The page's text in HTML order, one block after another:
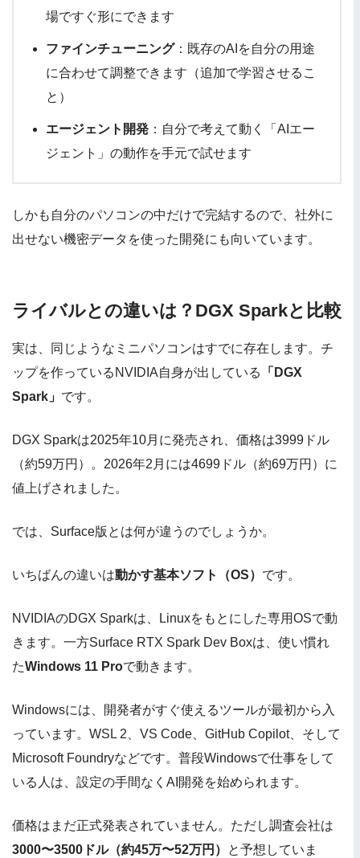
場ですぐ形にできます
ファインチューニング：既存のAIを自分の用途
に合わせて調整できます（追加で学習させるこ
と）
エージェント開発 ：自分で考えて動く「AIエー
ジェント」の動作を手元で試せます
しかも自分のパソコンの中だけで完結するので、社外に
出せない機密データを使った開発にも向いています。
ライバルとの違いは？DGX Sparkと比較
実は、同じようなミニパソコンはすでに存在します。チ
ップを作っているNVIDIA自身が出している
「DGX
Spark」 です。
DGX Sparkは2025年10月に発売され、価格は3999ドル
（約59万円）。2026年2月には4699ドル（約69万円）に
値上げされました。
では、Surface版とは何が違うのでしょうか。
いちばんの違いは動かす基本ソフト（OS） です。
NVIDIAのDGX Sparkは、Linuxをもとにした専用OSで動
きます。一方Surface RTX Spark Dev Boxは、使い慣れ
たWindows 11 Proで動きます。
Windowsには、開発者がすぐ使えるツールが最初から入
っています。WSL 2、VS Code、GitHub Copilot、そして
Microsoft Foundryなどです。普段Windowsで仕事をして
いる人は、設定の手間なくAI開発を始められます。
価格はまだ正式発表されていません。ただし調査会社は
3000〜3500ドル（約45万〜52万円）
と予想していま